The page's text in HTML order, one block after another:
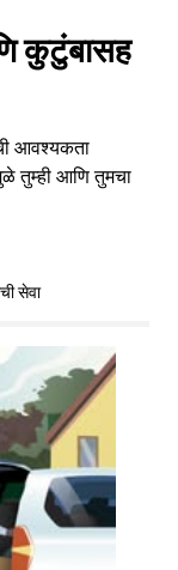
कुटुंबासह
आवश्यकता
तुम्ही आणि तुमचा
सेवा